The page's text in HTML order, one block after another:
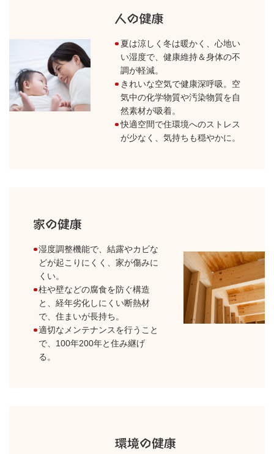
夏は涼しく冬は暖かく、心地い
い湿度で、健康維持＆身体の不
調が軽減。
きれいな空気で健康深呼吸。空
気中の化学物質や汚染物質を自
然素材が吸着。
快適空間で住環境へのストレス
が少なく、気持ちも穏やかに。
湿度調整機能で、結露やカビな
どが起こりにくく、家が傷みに
くい。
柱や壁などの腐食を防ぐ構造
と、経年劣化しにくい断熱材
で、住まいが長持ち。
適切なメンテナンスを行うこと
で、100年200年と住み継げ
る。